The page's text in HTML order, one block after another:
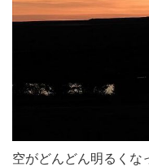
空がどんどん明るくな